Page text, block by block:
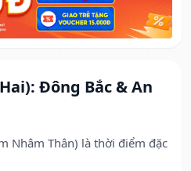
Đông Bắc & An
Nhâm Thân) là thời điểm đặc